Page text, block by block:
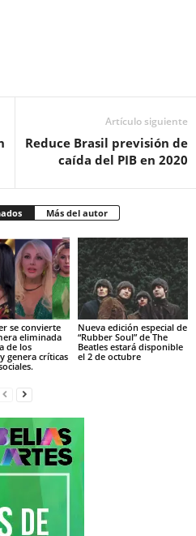
Artículo siguiente
Reduce Brasil previsión de
caída del PIB en 2020
Más del autor
se convierte
eliminada
de los
genera críticas
Nueva edición especial de
“Rubber Soul” de The
Beatles estará disponible
el 2 de octubre